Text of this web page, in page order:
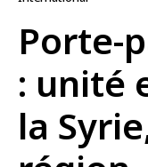
Porte-
: unité
la